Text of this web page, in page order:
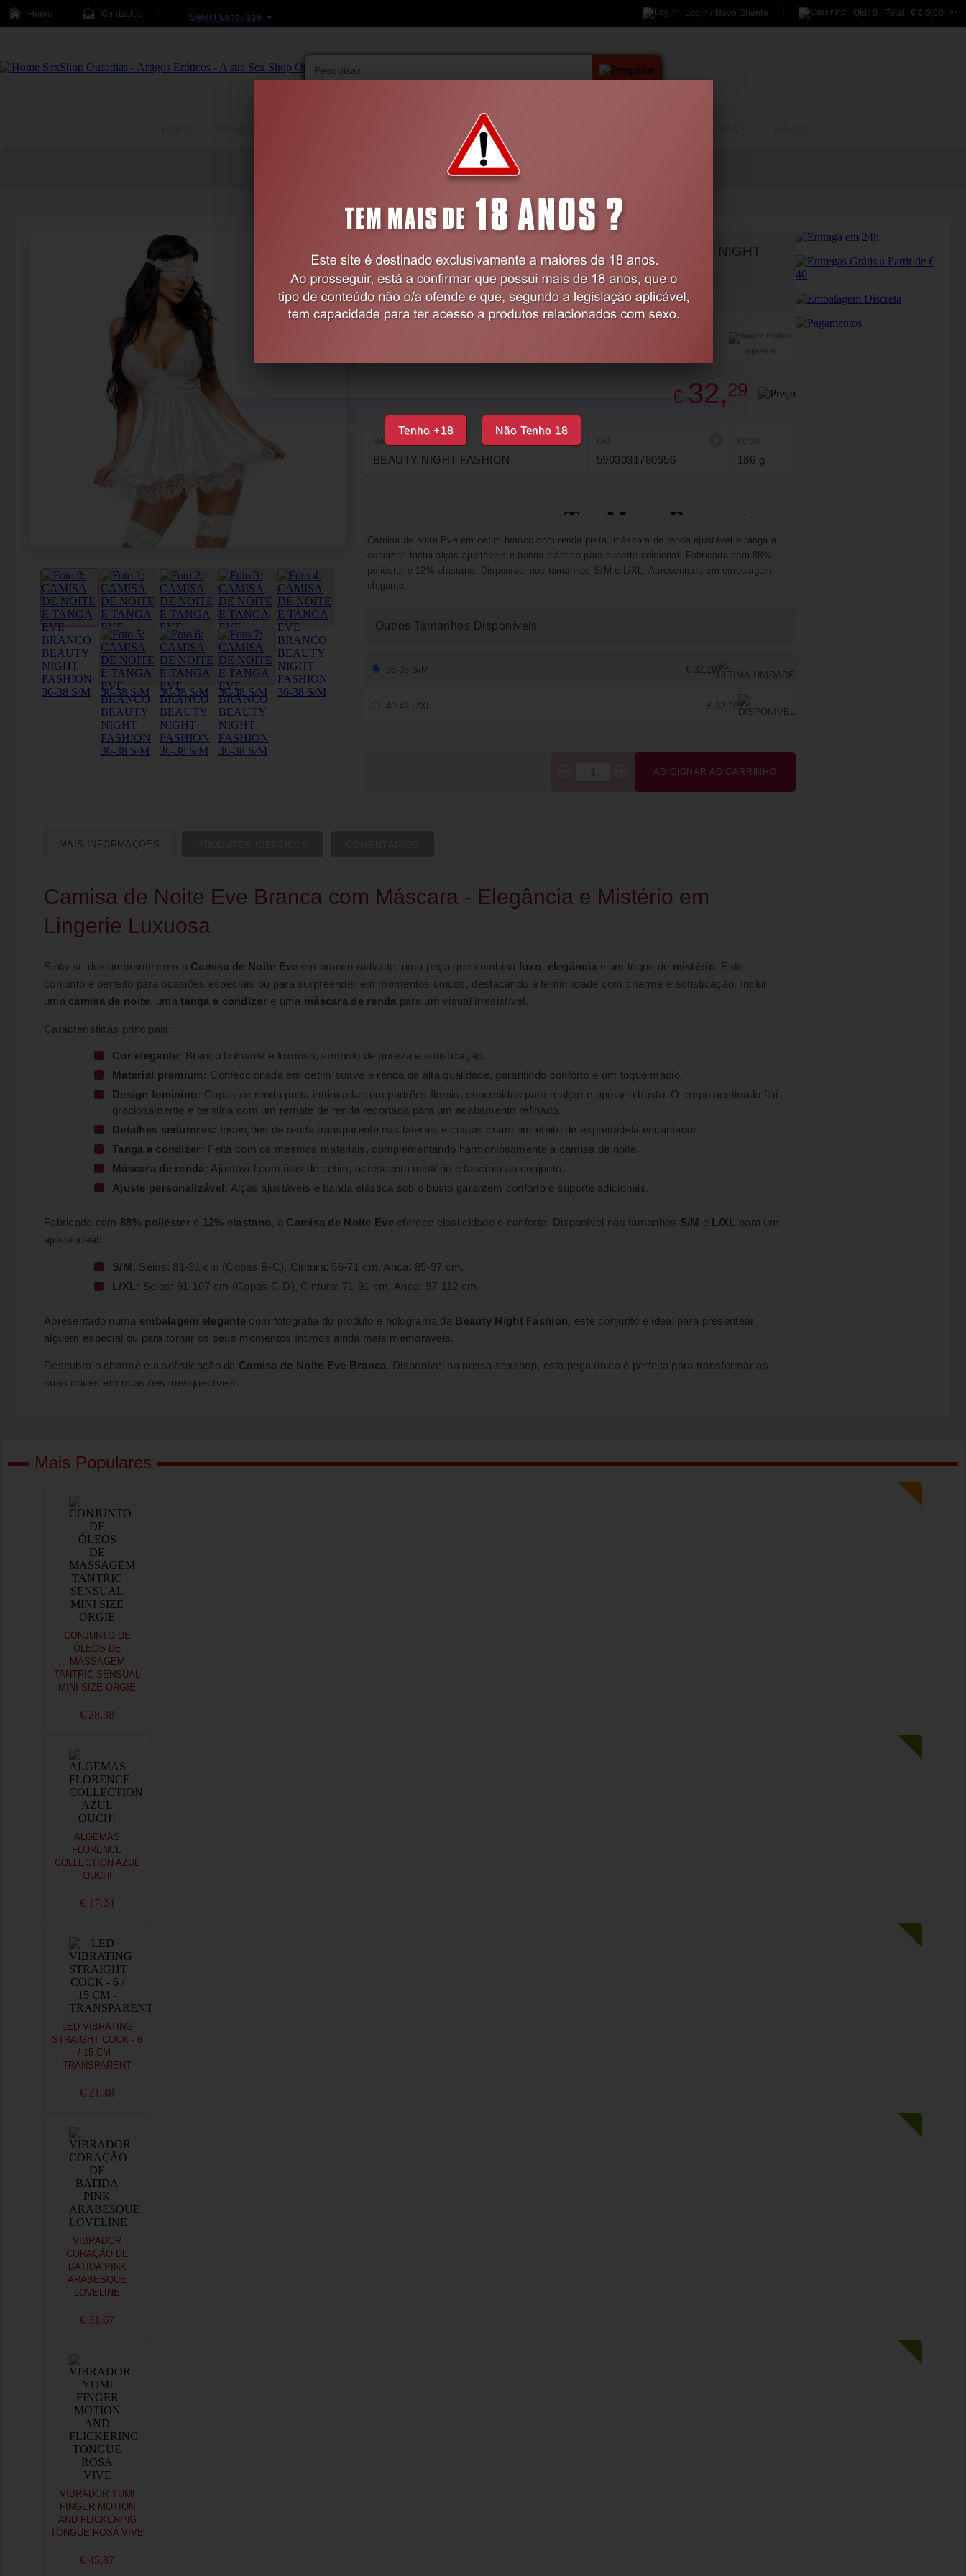
Tenho +18 Não Tenho 18
Home Contactos Select Language ▼ Login / Novo Cliente Qtd: 0 Total: €€ 0,00
LINGERIE
Feminina
CAMISA DE NOITE E TANGA EVE BRANCO BEAUTY NIGHT
FASHION36-38 S/M
Código:EX47140
SUGERIR
€ 32,29
MARCA
BEAUTY NIGHT FASHION 5903031780956 186 g
Camisa de noite Eve em cetim branco com renda preta, máscara de renda ajustável e tanga a
condizer. Inclui alças ajustáveis e banda elástica para suporte adicional. Fabricada com 88%
poliéster e 12% elastano. Disponível nos tamanhos S/M e L/XL. Apresentada em embalagem
elegante.
Outros Tamanhos Disponíveis
36-38 S/M € 32,29
40-42 L/XL € 32,29
ADICIONAR AO CARRINHO
MAIS INFORMAÇÕES
Camisa de Noite Eve Branca com Máscara - Elegância e Mistério em
Lingerie Luxuosa
Sinta-se deslumbrante com a Camisa de Noite Eve em branco radiante, uma peça que combina luxo, elegância e um toque de mistério. Este
conjunto é perfeito para ocasiões especiais ou para surpreender em momentos únicos, destacando a feminilidade com charme e sofisticação. Inclui
uma camisa de noite, umatanga a condizer e uma máscara de renda para um visual irresistível.
Características principais:
Cor elegante:
Branco brilhante e luxuoso, símbolo de pureza e sofisticação.
Material premium: Confeccionada em cetim suave e renda de alta qualidade, garantindo conforto e um toque macio.
Design feminino: Copas de renda preta intrincada com padrões florais, concebidas para realçar e apoiar o busto. O corpo acetinado flui
graciosamente e termina com um remate de renda recortada para um acabamento refinado.
Detalhes sedutores:
Inserções de renda transparente nas laterais e costas criam um efeito de espreitadela encantador.
Tanga a condizer: Feita com os mesmos materiais, complementando harmoniosamente a camisa de noite.
Máscara de renda: Ajustável com fitas de cetim, acrescenta mistério e fascínio ao conjunto.
Ajuste personalizável: Alças ajustáveis e banda elástica sob o busto garantem conforto e suporte adicionais.
Fabricada com 88% poliéster e 12% elastano, a Camisa de Noite Eveoferece elasticidade e conforto. Disponível nos tamanhos S/M e L/XL para um
ajuste ideal:
S/M: Seios: 81-91 cm (Copas B-C), Cintura: 56-71 cm, Anca: 85-97 cm.
L/XL: Seios: 91-107 cm (Copas C-D), Cintura: 71-91 cm, Anca: 97-112 cm.
Apresentado numa embalagem elegante com fotografia do produto e holograma da Beauty Night Fashion, este conjunto é ideal para presentear
alguém especial ou para tornar os seus momentos íntimos ainda mais memoráveis.
Descubra o charme e a sofisticação da Camisa de Noite Eve Branca. Disponível na nossa sexshop, esta peça única é perfeita para transformar as
suas noites em ocasiões inesquecíveis.
Mais Populares
CONJUNTO DE
ÓLEOS DE
MASSAGEM
TANTRIC SENSUAL
MINI SIZE ORGIE
€ 28,38
ALGEMAS
FLORENCE
COLLECTION AZUL
OUCH!
€ 17,24
LED VIBRATING
STRAIGHT COCK - 6
/ 15 CM -
TRANSPARENT
€ 21,48
VIBRADOR
CORAÇÃO DE
BATIDA PINK
ARABESQUE
LOVELINE
€ 31,67
VIBRADOR YUMI
FINGER MOTION
AND FLICKERING
TONGUE ROSA VIVE
€ 45,87